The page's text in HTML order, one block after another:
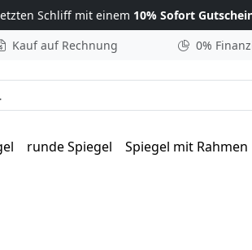
Schliff mit einem 10% Sofort
Kauf auf Rechnung 0%
runde Spiegel Spiegel mit Rahmen